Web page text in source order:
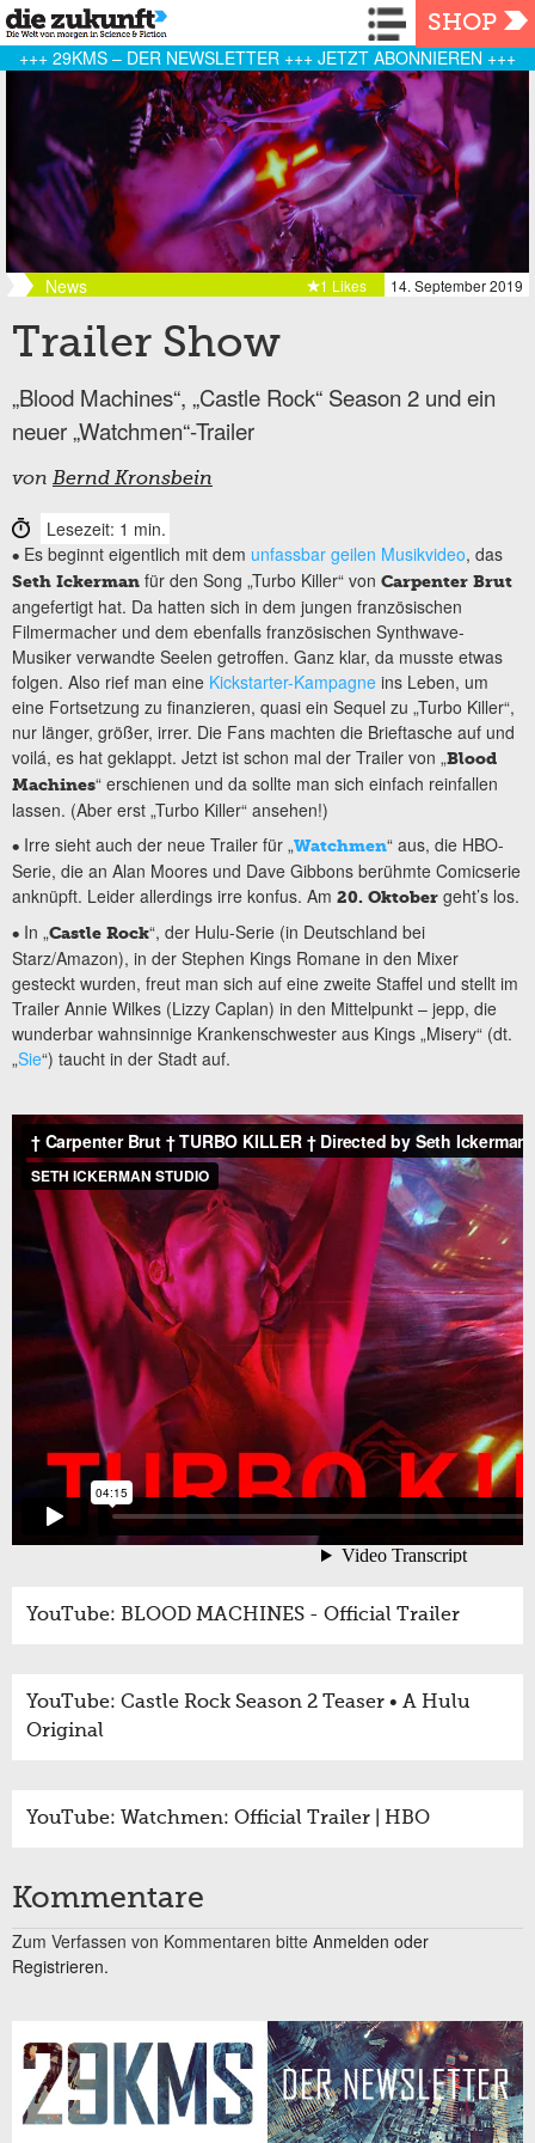
Navigation
SHOP
+++ 29KMS – DER NEWSLETTER +++ JETZT ABONNIEREN +++
News 14. September 2019
1 Likes
Trailer Show
„Blood Machines“, „Castle Rock“ Season 2 und ein
neuer „Watchmen“-Trailer
von Bernd Kronsbein
Lesezeit: 1 min.
• Es beginnt eigentlich mit dem unfassbar geilen Musikvideo, das
Seth Ickerman für den Song „Turbo Killer“ von Carpenter Brut
angefertigt hat. Da hatten sich in dem jungen französischen
Filmermacher und dem ebenfalls französischen Synthwave-
Musiker verwandte Seelen getroffen. Ganz klar, da musste etwas
folgen. Also rief man eine Kickstarter-Kampagne ins Leben, um
eine Fortsetzung zu finanzieren, quasi ein Sequel zu „Turbo Killer“,
nur länger, größer, irrer. Die Fans machten die Brieftasche auf und
voilá, es hat geklappt. Jetzt ist schon mal der Trailer von „Blood
Machines“ erschienen und da sollte man sich einfach reinfallen
lassen. (Aber erst „Turbo Killer“ ansehen!)
• Irre sieht auch der neue Trailer für „Watchmen“ aus, die HBO-
Serie, die an Alan Moores und Dave Gibbons berühmte Comicserie
anknüpft. Leider allerdings irre konfus. Am 20. Oktober geht’s los.
• In „Castle Rock“, der Hulu-Serie (in Deutschland bei
Starz/Amazon), in der Stephen Kings Romane in den Mixer
gesteckt wurden, freut man sich auf eine zweite Staffel und stellt im
Trailer Annie Wilkes (Lizzy Caplan) in den Mittelpunkt – jepp, die
wunderbar wahnsinnige Krankenschwester aus Kings „Misery“ (dt.
„Sie“) taucht in der Stadt auf.
YouTube: BLOOD MACHINES - Official Trailer
YouTube: Castle Rock Season 2 Teaser • A Hulu
Original
YouTube: Watchmen: Official Trailer | HBO
Kommentare
Zum Verfassen von Kommentaren bitte Anmelden oder
Registrieren.